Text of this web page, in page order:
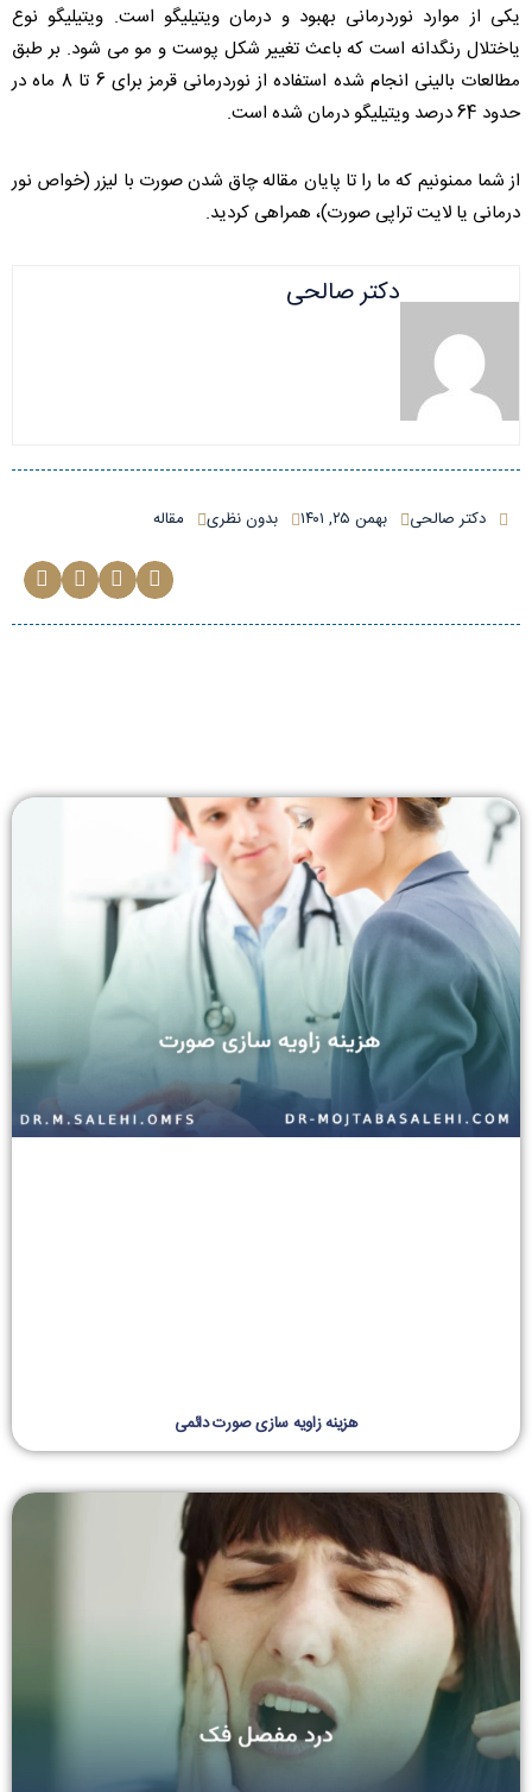
یکی از موارد نوردرمانی بهبود و درمان ویتیلیگو است. ویتیلیگو نوع
یاختلال رنگدانه است که باعث تغییر شکل پوست و مو می شود. بر طبق
مطالعات بالینی انجام شده استفاده از نوردرمانی قرمز برای 6 تا 8 ماه در
حدود 64 درصد ویتیلیگو درمان شده است.
از شما ممنونیم که ما را تا پایان مقاله چاق شدن صورت با لیزر (خواص نور
درمانی یا لایت تراپی صورت)، همراهی کردید.
دکتر صالحی
دکتر صالحی بهمن ۲۵, ۱۴۰۱ بدون نظری مقاله
هزینه زاویه سازی صورت دائمی